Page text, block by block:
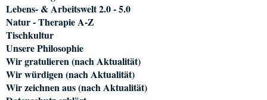
Lebens- & Arbeitswelt 2.0 - 5.0
Natur - Therapie A-Z
Tischkultur
Unsere Philosophie
Wir gratulieren (nach Aktualität)
Wir würdigen (nach Aktualität)
Wir zeichnen aus (nach Aktualität)